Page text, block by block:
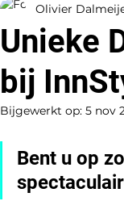
Unieke
bij
Olivier
Bijgewerkt op: 5 nov
Bent u op